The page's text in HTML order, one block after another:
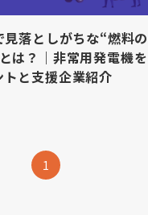
見落としがちな“燃料の
は？｜非常用発電機を
と支援企業紹介
1